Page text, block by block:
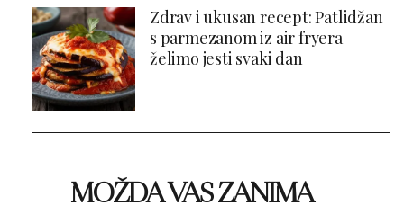
Zdrav i ukusan recept: Patlidžan
s parmezanom iz air fryera
želimo jesti svaki dan
MOŽDA VAS ZANIMA